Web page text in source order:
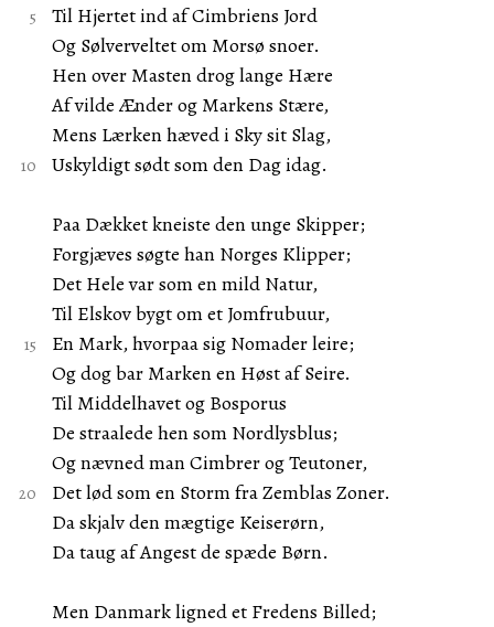
Til Hjertet ind af Cimbriens Jord
Og Sølverveltet om Morsø snoer.
Hen over Masten drog lange Hære
Af vilde Ænder og Markens Stære,
Mens Lærken hæved i Sky sit Slag,
Uskyldigt sødt som den Dag idag.
Paa Dækket kneiste den unge Skipper;
Forgjæves søgte han Norges Klipper;
Det Hele var som en mild Natur,
Til Elskov bygt om et Jomfrubuur,
En Mark, hvorpaa sig Nomader leire;
Og dog bar Marken en Høst af Seire.
Til Middelhavet og Bosporus
De straalede hen som Nordlysblus;
Og nævned man Cimbrer og Teutoner,
Det lød som en Storm fra Zemblas Zoner.
Da skjalv den mægtige Keiserørn,
Da taug af Angest de spæde Børn.
Men Danmark ligned et Fredens Billed;